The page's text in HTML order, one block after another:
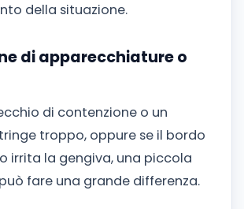
della situazione.
di apparecchiature o
di contenzione o un
troppo, oppure se il bordo
irrita la gengiva, una piccola
fare una grande differenza.